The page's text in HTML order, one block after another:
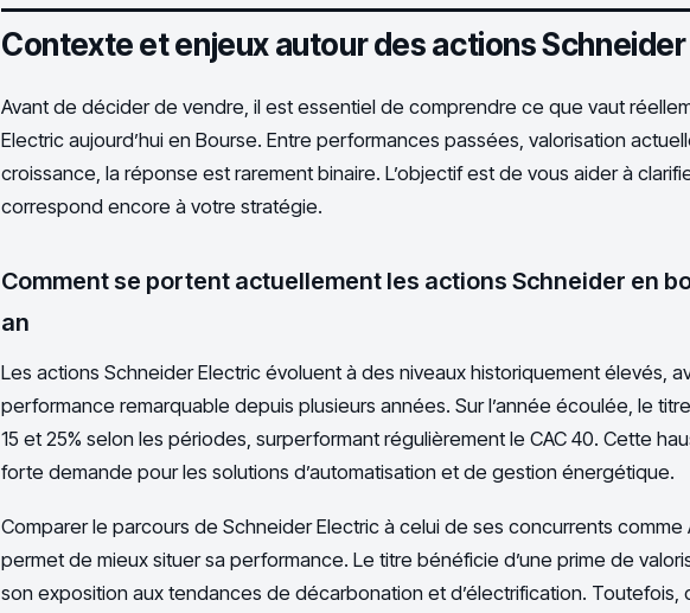
Contexte et enjeux autour des actions
Avant de décider de vendre, il est essentiel de comprendre ce que vaut
Electric aujourd’hui en Bourse. Entre performances passées, valorisation
croissance, la réponse est rarement binaire. L’objectif est de vous aider à
correspond encore à votre stratégie.
Comment se portent actuellement les actions Schneider en
an
Les actions Schneider Electric évoluent à des niveaux historiquement élevés,
performance remarquable depuis plusieurs années. Sur l’année écoulée, le
15 et 25% selon les périodes, surperformant régulièrement le CAC 40. Cette
forte demande pour les solutions d’automatisation et de gestion énergétique.
Comparer le parcours de Schneider Electric à celui de ses concurrents comme
permet de mieux situer sa performance. Le titre bénéficie d’une prime de
son exposition aux tendances de décarbonation et d’électrification. Toutefois,